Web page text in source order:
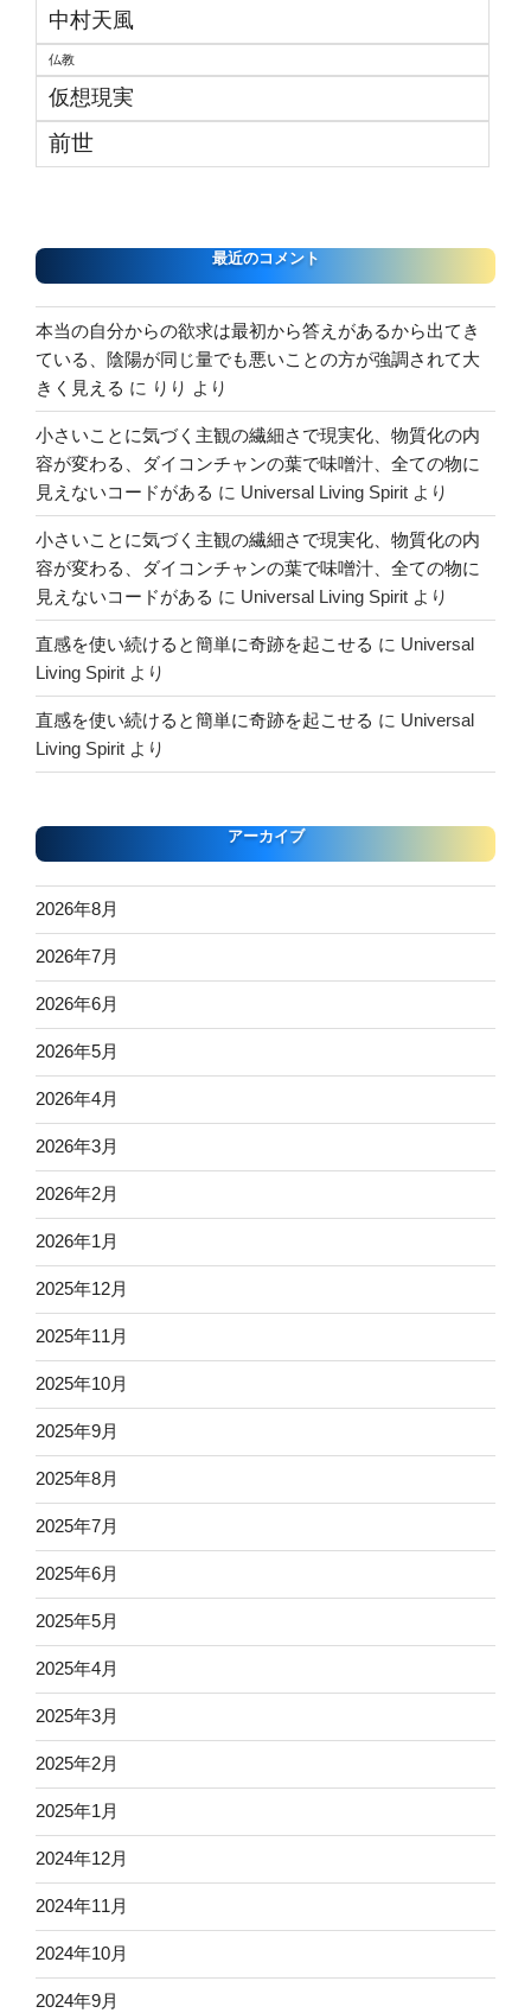
中村天風
仏教
仮想現実
前世
最近のコメント
本当の自分からの欲求は最初から答えがあるから出てき
ている、陰陽が同じ量でも悪いことの方が強調されて大
きく見える に りり より
小さいことに気づく主観の繊細さで現実化、物質化の内
容が変わる、ダイコンチャンの葉で味噌汁、全ての物に
見えないコードがある に Universal Living Spirit より
小さいことに気づく主観の繊細さで現実化、物質化の内
容が変わる、ダイコンチャンの葉で味噌汁、全ての物に
見えないコードがある に Universal Living Spirit より
直感を使い続けると簡単に奇跡を起こせる に Universal
Living Spirit より
直感を使い続けると簡単に奇跡を起こせる に Universal
Living Spirit より
アーカイブ
2026年8月
2026年7月
2026年6月
2026年5月
2026年4月
2026年3月
2026年2月
2026年1月
2025年12月
2025年11月
2025年10月
2025年9月
2025年8月
2025年7月
2025年6月
2025年5月
2025年4月
2025年3月
2025年2月
2025年1月
2024年12月
2024年11月
2024年10月
2024年9月